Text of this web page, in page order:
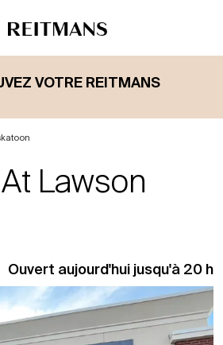
VOTRE REITMANS
Lawson
Ouvert aujourd'hui jusqu'à 20 h